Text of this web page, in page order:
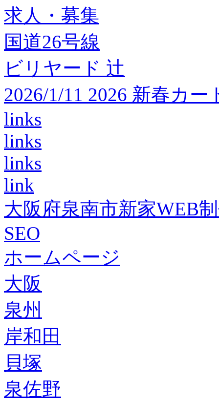
求人・募集
国道26号線
ビリヤード 辻
2026/1/11 2026 新春カ
links
links
links
link
大阪府泉南市新家WEB
SEO
ホームページ
大阪
泉州
岸和田
貝塚
泉佐野